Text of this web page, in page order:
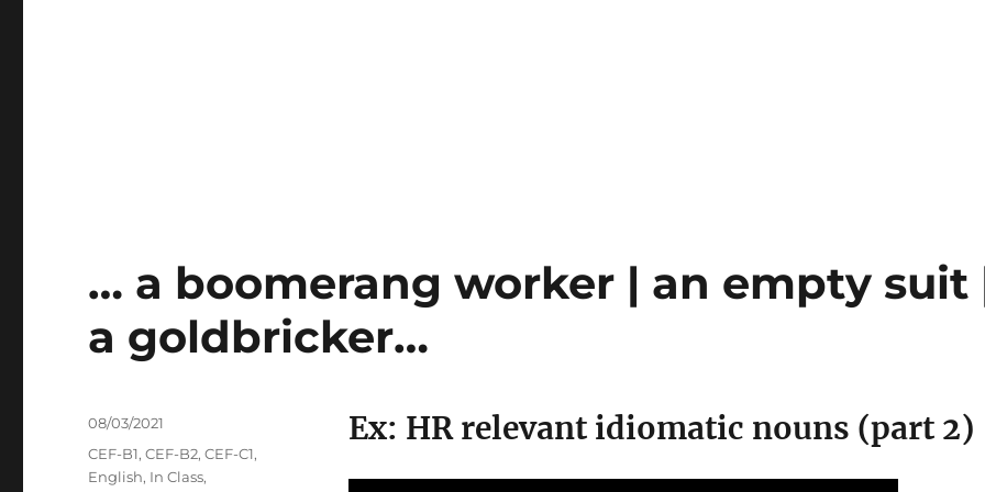
… a boomerang worker | an empty suit
a goldbricker…
Ex: HR relevant idiomatic nouns (part 2)
Veröffentlicht
08/03/2021
Kategorien
CEF-B1,CEF-B2,CEF-C1,
English, In Class,